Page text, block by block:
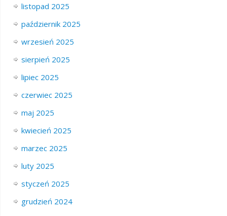
listopad 2025
październik 2025
wrzesień 2025
sierpień 2025
lipiec 2025
czerwiec 2025
maj 2025
kwiecień 2025
marzec 2025
luty 2025
styczeń 2025
grudzień 2024